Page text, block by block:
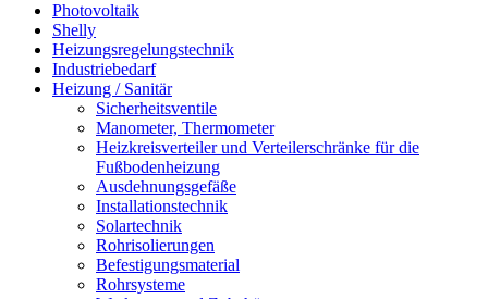
Photovoltaik
Shelly
Heizungsregelungstechnik
Industriebedarf
Heizung / Sanitär
Sicherheitsventile
Manometer, Thermometer
Heizkreisverteiler und Verteilerschränke für die
Fußbodenheizung
Ausdehnungsgefäße
Installationstechnik
Solartechnik
Rohrisolierungen
Befestigungsmaterial
Rohrsysteme